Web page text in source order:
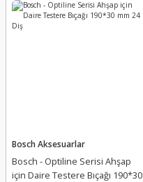
Bosch Aksesuarlar
Bosch - Optiline Serisi Ahşap
için Daire Testere Bıçağı 190*30